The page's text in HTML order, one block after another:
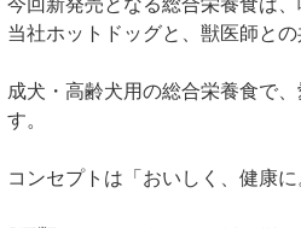
今回新発売となる総合栄養食は
当社ホットドッグと、獣医師との
成犬・高齢犬用の総合栄養食で
す。
コンセプトは「おいしく、健康に